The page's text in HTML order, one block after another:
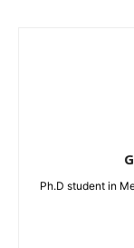
Ph.D student in